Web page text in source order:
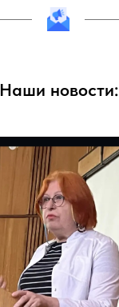
Наши новости: